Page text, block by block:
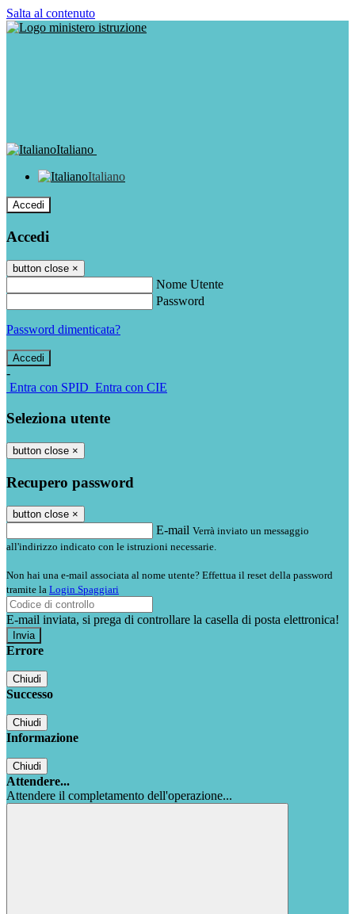
Salta al contenuto
Italiano
Italiano
Accedi
Accedi
button close ×
Nome Utente
Password
Password dimenticata?
-
Entra con SPID Entra con CIE
Seleziona utente
button close ×
Recupero password
button close ×
E-mail Verrà inviato un messaggio
all'indirizzo indicato con le istruzioni necessarie.
Non hai una e-mail associata al nome utente? Effettua il reset della password
tramite la Login Spaggiari
E-mail inviata, si prega di controllare la casella di posta elettronica!
Errore
Chiudi
Successo
Chiudi
Informazione
Chiudi
Attendere...
Attendere il completamento dell'operazione...